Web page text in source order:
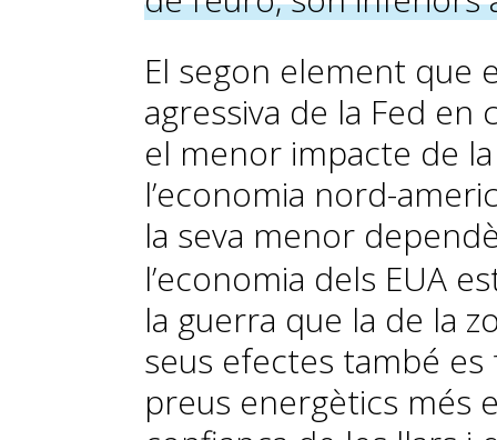
El segon element que
agressiva de la Fed en
el menor impacte de
l’economia nord-
la seva menor
l’economia dels EUA
la guerra que la de la
seus efectes també es
preus energètics més